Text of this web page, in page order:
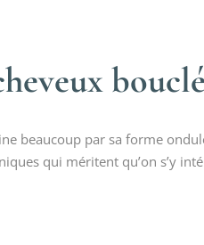
beaucoup par sa forme
qui méritent qu’on s’y